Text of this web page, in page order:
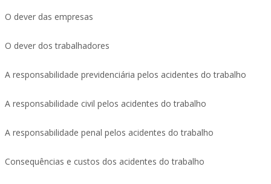
O dever das empresas
O dever dos trabalhadores
A responsabilidade previdenciária pelos acidentes do trabalho
A responsabilidade civil pelos acidentes do trabalho
A responsabilidade penal pelos acidentes do trabalho
Consequências e custos dos acidentes do trabalho